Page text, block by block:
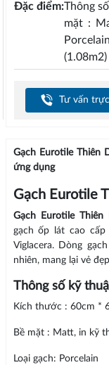
Đặc điểm:Thông
mặt :
(1.08m2)
Tư vấn
Gạch Eurotile Thiên
ứng dụng
Gạch Eurotile
Gạch Eurotile
gạch ốp lát cao
Viglacera. Dòng
nhiên, mang lại vẻ
Thông số kỹ
Kích thước : 60cm *
Bề mặt : Matt, in kỹ
Loại gạch: Porcelain